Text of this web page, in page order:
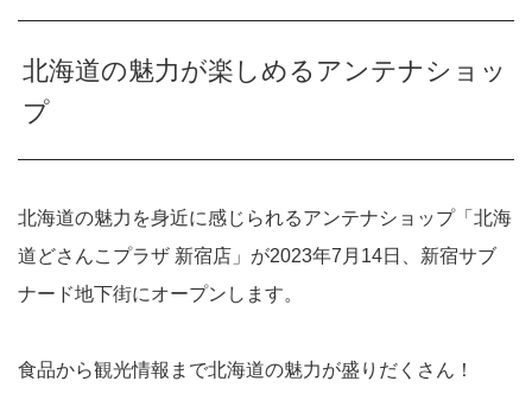
北海道の魅力が楽しめるアンテナショッ
プ
北海道の魅力を身近に感じられるアンテナショップ「北海
道どさんこプラザ 新宿店」が2023年7月14日、新宿サブ
ナード地下街にオープンします。
食品から観光情報まで北海道の魅力が盛りだくさん！